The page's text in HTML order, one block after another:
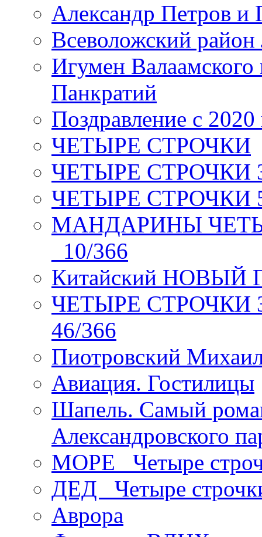
Александр Петров и
Всеволожский район
Игумен
Панкратий
Поздравление с 2020
ЧЕТЫРЕ СТРОЧКИ
ЧЕТЫРЕ СТРОЧКИ 3
ЧЕТЫРЕ СТРОЧКИ 5
МАНДАРИНЫ
_10/366
Китайский НОВЫЙ
ЧЕТЫРЕ СТРОЧКИ
46/366
Пиотровский
Авиация. Гостилицы
Шапель. Самый
Александровского
МОРЕ _Четыре
ДЕД _Четыре
Аврора